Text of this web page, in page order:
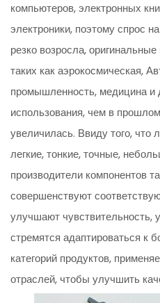
компьютеров, электронных
электроники, поэтому спрос
резко возросла,
таких как аэрокосмическая,
промышленность, медицина и
использования, чем в
увеличилась. Ввиду того,
легкие, тонкие, точные,
производители компонентов
совершенствуют
улучшают
стремятся адаптироваться к
категорий продуктов,
отраслей, чтобы улучшить